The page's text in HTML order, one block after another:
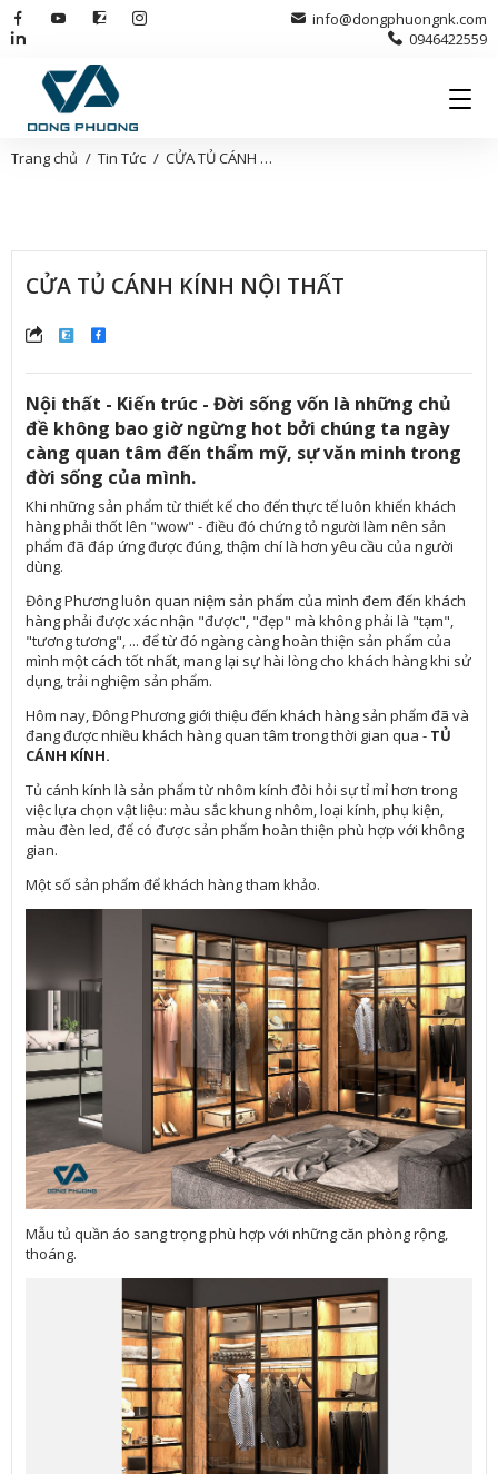
info@dongphuongnk.com
0946422559
Trang chủ Tin Tức CỬA TỦ CÁNH KÍNH NỘI THẤT
CỬA TỦ CÁNH KÍNH NỘI THẤT
Nội thất - Kiến trúc - Đời sống vốn là những chủ
đề không bao giờ ngừng hot bởi chúng ta ngày
càng quan tâm đến thẩm mỹ, sự văn minh trong
đời sống của mình.
Khi những sản phẩm từ thiết kế cho đến thực tế luôn khiến khách
hàng phải thốt lên "wow" - điều đó chứng tỏ người làm nên sản
phẩm đã đáp ứng được đúng, thậm chí là hơn yêu cầu của người
dùng.
Đông Phương luôn quan niệm sản phẩm của mình đem đến khách
hàng phải được xác nhận "được", "đẹp" mà không phải là "tạm",
"tương tương", ... để từ đó ngàng càng hoàn thiện sản phẩm của
mình một cách tốt nhất, mang lại sự hài lòng cho khách hàng khi sử
dụng, trải nghiệm sản phẩm.
Hôm nay, Đông Phương giới thiệu đến khách hàng sản phẩm đã và
đang được nhiều khách hàng quan tâm trong thời gian qua - TỦ
CÁNH KÍNH.
Tủ cánh kính là sản phẩm từ nhôm kính đòi hỏi sự tỉ mỉ hơn trong
việc lựa chọn vật liệu: màu sắc khung nhôm, loại kính, phụ kiện,
màu đèn led, để có được sản phẩm hoàn thiện phù hợp với không
gian.
Một số sản phẩm để khách hàng tham khảo.
Mẫu tủ quần áo sang trọng phù hợp với những căn phòng rộng,
thoáng.